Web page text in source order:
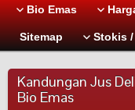
Bio Emas
Sitemap Stokis
Kandungan Jus
Bio Emas